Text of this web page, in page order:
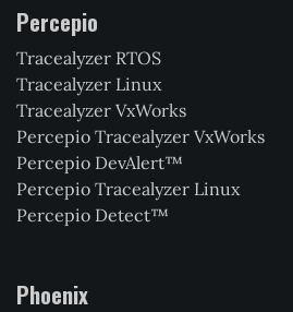
Percepio
Tracealyzer RTOS
Tracealyzer Linux
Tracealyzer VxWorks
Percepio Tracealyzer VxWorks
Percepio DevAlert™
Percepio Tracealyzer Linux
Percepio Detect™
Phoenix